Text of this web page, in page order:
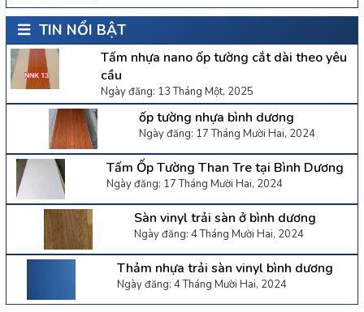
TIN NỔI BẬT
Tấm nhựa nano ốp tường cắt dài theo yêu
cầu
Ngày đăng: 13 Tháng Một, 2025
ốp tường nhựa bình dương
Ngày đăng: 17 Tháng Mười Hai, 2024
Tấm Ốp Tường Than Tre tại Bình Dương
Ngày đăng: 17 Tháng Mười Hai, 2024
Sàn vinyl trải sàn ở bình dương
Ngày đăng: 4 Tháng Mười Hai, 2024
Thảm nhựa trải sàn vinyl bình dương
Ngày đăng: 4 Tháng Mười Hai, 2024